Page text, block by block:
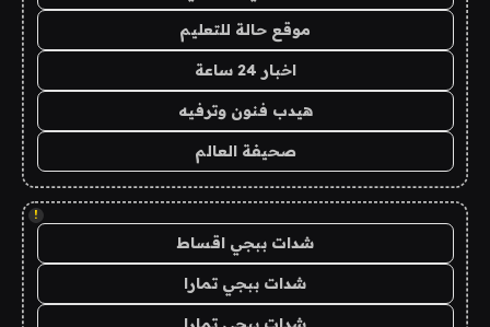
موقع حالة للتعليم
اخبار 24 ساعة
هيدب فنون وترفيه
صحيفة العالم
!
شدات ببجي اقساط
شدات ببجي تمارا